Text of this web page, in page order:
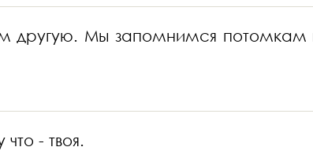
другую. Мы запомнимся
- твоя.